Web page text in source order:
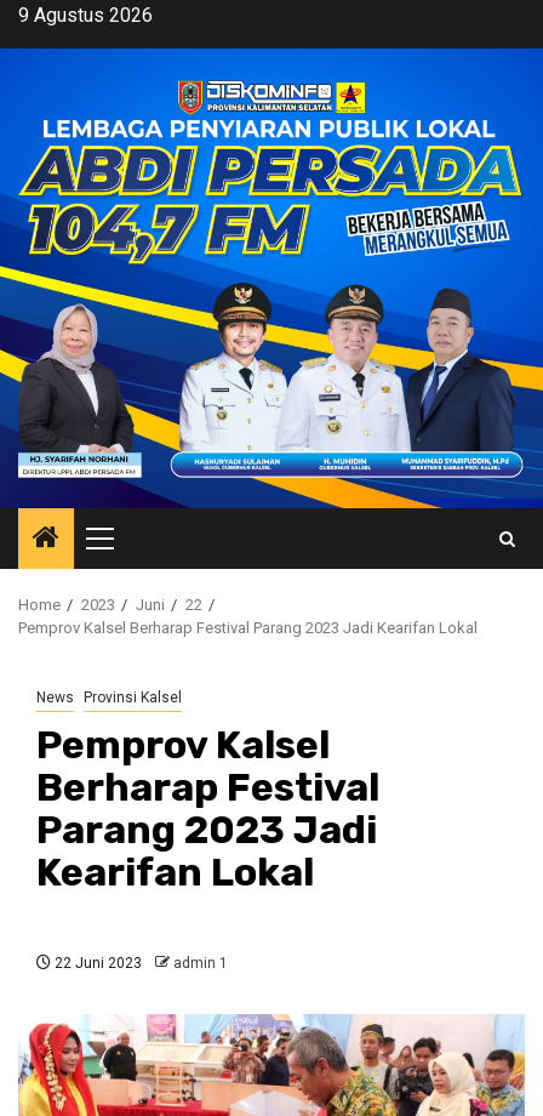
Skip9 Agustus 2026
Primary
Menu
Home 2023 Juni
22
Pemprov Kalsel Berharap Festival Parang 2023 Jadi Kearifan Lokal
News Provinsi Kalsel
Pemprov Kalsel
Berharap Festival
Parang 2023 Jadi
Kearifan Lokal
22 Juni 2023 admin 1